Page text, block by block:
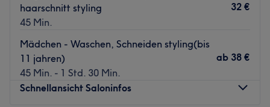
haarschnitt styling
45 Min.
32 €
Mädchen - Waschen, Schneiden styling(bis
11 jahren)
45 Min. - 1 Std. 30 Min.
ab 38 €
Schnellansicht Saloninfos